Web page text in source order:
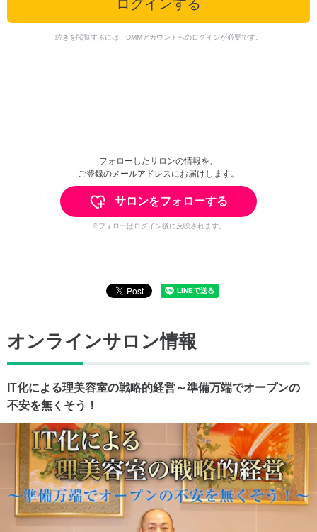
ログインする
続きを閲覧するには、DMMアカウントへのログインが必要です。
フォローしたサロンの情報を、
ご登録のメールアドレスにお届けします。
サロンをフォローする
※フォローはログイン後に反映されます。
オンラインサロン情報
IT化による理美容室の戦略的経営～準備万端でオープンの
不安を無くそう！